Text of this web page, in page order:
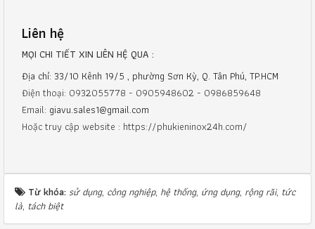
Liên hệ
MỌI CHI TIẾT XIN LIÊN HỆ QUA :
Địa chỉ: 33/10 Kênh 19/5 , phường Sơn Kỳ, Q. Tân Phú, TP.HCM
Điện thoại: 0932055778 - 0905948602 - 0986859648
Email: giavu.sales1@gmail.com
Hoặc truy cập website : https://phukieninox24h.com/
Từ khóa: sử dụng, công nghiệp, hệ thống, ứng dụng, rộng rãi, tức
là, tách biệt